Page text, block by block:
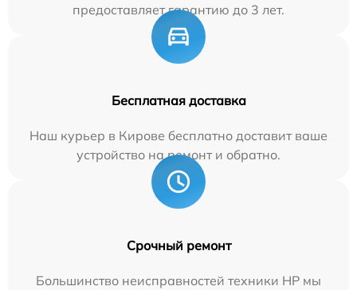
предоставляет гарантию до 3 лет.
Бесплатная доставка
Наш курьер в Кирове бесплатно доставит ваше
устройство на ремонт и обратно.
Срочный ремонт
Большинство неисправностей техники HP мы